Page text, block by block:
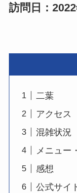
訪問日：
二葉
アクセス
混雑状況
メニュー
感想
公式サイ